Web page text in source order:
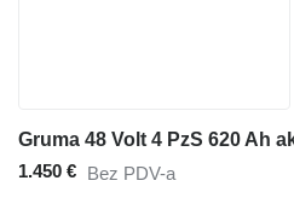
1.450 € Bez PDV-a